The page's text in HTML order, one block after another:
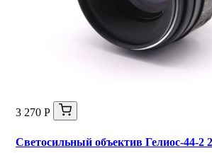
3 270 Р
Светосильный объектив Гелиос-44-